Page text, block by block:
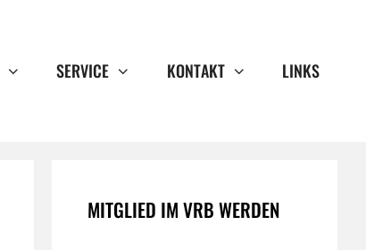
SERVICE KONTAKT LINKS
MITGLIED IM VRB WERDEN